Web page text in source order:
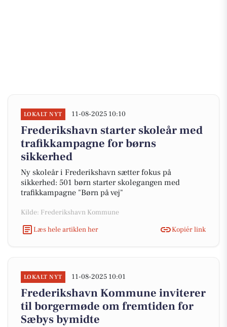
LOKALT NYT 11-08-2025 10:10
Frederikshavn starter skoleår med
trafikkampagne for børns
sikkerhed
Ny skoleår i Frederikshavn sætter fokus på
sikkerhed: 501 børn starter skolegangen med
trafikkampagne "Børn på vej"
Kilde: Frederikshavn Kommune
Læs hele artiklen her
Kopiér link
LOKALT NYT 11-08-2025 10:01
Frederikshavn Kommune inviterer
til borgermøde om fremtiden for
Sæbys bymidte